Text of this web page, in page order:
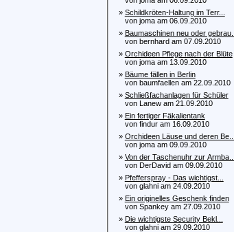
» Schildkröten-Haltung im Terr...
von joma am 06.09.2010
» Baumaschinen neu oder gebrau...
von bernhard am 07.09.2010
» Orchideen Pflege nach der Blüte
von joma am 13.09.2010
» Bäume fällen in Berlin
von baumfaellen am 22.09.2010
» Schließfachanlagen für Schüler
von Lanew am 21.09.2010
» Ein fertiger Fäkalientank
von findur am 16.09.2010
» Orchideen Läuse und deren Be...
von joma am 09.09.2010
» Von der Taschenuhr zur Armba...
von DerDavid am 09.09.2010
» Pfefferspray - Das wichtigst...
von glahni am 24.09.2010
» Ein originelles Geschenk finden
von Spankey am 27.09.2010
» Die wichtigste Security Bekl...
von glahni am 29.09.2010